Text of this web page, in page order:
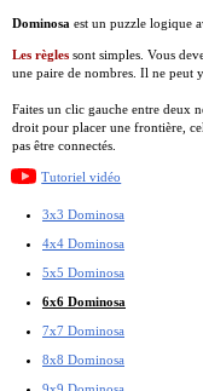
Dominosa est un puzzle logique
Les règles sont simples. Vous
une paire de nombres. Il ne peut
Faites un clic gauche entre deux
droit pour placer une frontière,
pas être connectés.
Tutoriel vidéo
3x3 Dominosa
4x4 Dominosa
5x5 Dominosa
6x6 Dominosa
7x7 Dominosa
8x8 Dominosa